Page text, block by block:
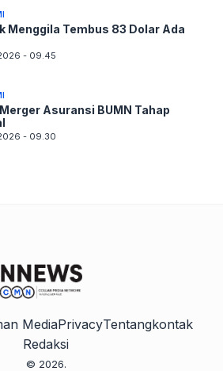
Menggila Tembus 83 Dolar Ada
- 09.45
Asuransi BUMN Tahap
- 09.30
MediaPrivacyTentangkontak
Redaksi
© 2026.